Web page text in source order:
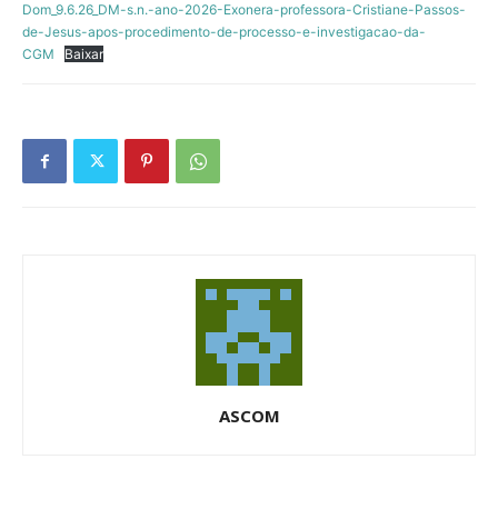
Dom_9.6.26_DM-s.n.-ano-2026-Exonera-professora-Cristiane-Passos-
de-Jesus-apos-procedimento-de-processo-e-investigacao-da-
CGM
Baixar
ASCOM